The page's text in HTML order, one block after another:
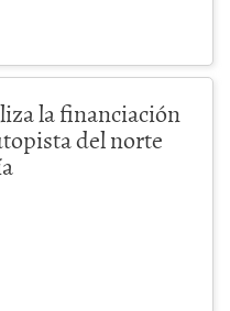
la financiación
del norte